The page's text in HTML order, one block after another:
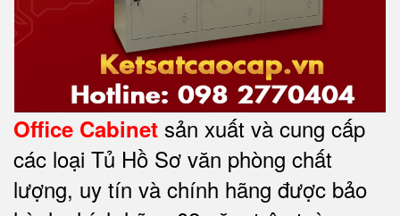
Office Cabinet sản xuất và cung cấp
các loại Tủ Hồ Sơ văn phòng chất
lượng, uy tín và chính hãng được bảo